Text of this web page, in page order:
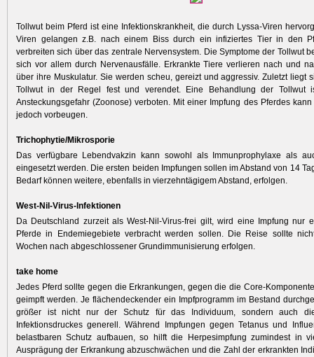
Tollwut beim Pferd ist eine Infektionskrankheit, die durch Lyssa-Viren
Viren gelangen z.B. nach einem Biss durch ein infiziertes Tier in den
verbreiten sich über das zentrale Nervensystem. Die Symptome der Tollwut
sich vor allem durch Nervenausfälle. Erkrankte Tiere verlieren nach und
über ihre Muskulatur. Sie werden scheu, gereizt und aggressiv. Zuletzt liegt
Tollwut in der Regel fest und verendet. Eine Behandlung der Tollwut
Ansteckungsgefahr (Zoonose) verboten. Mit einer Impfung des Pferdes
jedoch vorbeugen.
Trichophytie/Mikrosporie
Das verfügbare Lebendvakzin kann sowohl als Immunprophylaxe als
eingesetzt werden. Die ersten beiden Impfungen sollen im Abstand von 14
Bedarf können weitere, ebenfalls in vierzehntägigem Abstand, erfolgen.
West-Nil-Virus-Infektionen
Da Deutschland zurzeit als West-Nil-Virus-frei gilt, wird eine Impfung nur
Pferde in Endemiegebiete verbracht werden sollen. Die Reise sollte
Wochen nach abgeschlossener Grundimmunisierung erfolgen.
take home
Jedes Pferd sollte gegen die Erkrankungen, gegen die die Core-
geimpft werden. Je flächendeckender ein Impfprogramm im Bestand
größer ist nicht nur der Schutz für das Individuum, sondern auch
Infektionsdruckes generell. Während Impfungen gegen Tetanus und
belastbaren Schutz aufbauen, so hilft die Herpesimpfung zumindest in
Ausprägung der Erkrankung abzuschwächen und die Zahl der erkrankten